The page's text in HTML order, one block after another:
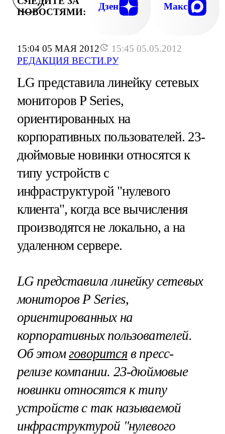
15:04 05 МАЯ 2012
15:45 05.05.2012
РЕДАКЦИЯ ВЕСТИ.РУ
НОВОСТЯМИ:
Дзен Макс
LG представила линейку сетевых
мониторов P Series,
ориентированных на
корпоративных пользователей. 23-
дюймовые новинки относятся к
типу устройств с
инфраструктурой "нулевого
клиента", когда все вычисления
производятся не локально, а на
удаленном сервере.
LGпредставила линейку сетевых
мониторов P Series,
ориентированных на
корпоративных пользователей.
Об этомговоритсяв пресс-
релизе компании. 23-дюймовые
новинки относятся к типу
устройств с так называемой
инфраструктурой "нулевого